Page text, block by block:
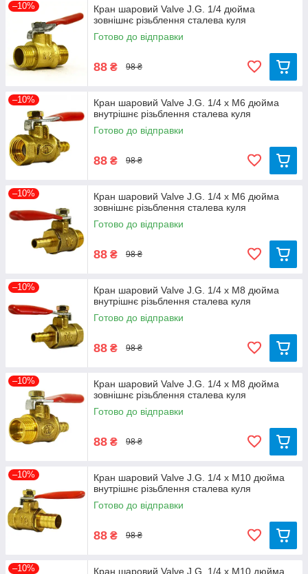
–10%
Кран шаровий Valve J.G. 1/4 дюйма
зовнішнє різьблення сталева куля
Готово до відправки
88 ₴ 98 ₴
–10%
Кран шаровий Valve J.G. 1/4 х М6 дюйма
внутрішнє різьблення сталева куля
Готово до відправки
88 ₴ 98 ₴
–10%
Кран шаровий Valve J.G. 1/4 х М6 дюйма
зовнішнє різьблення сталева куля
Готово до відправки
88 ₴ 98 ₴
–10%
Кран шаровий Valve J.G. 1/4 х М8 дюйма
внутрішнє різьблення сталева куля
Готово до відправки
88 ₴ 98 ₴
–10%
Кран шаровий Valve J.G. 1/4 х М8 дюйма
зовнішнє різьблення сталева куля
Готово до відправки
88 ₴ 98 ₴
–10%
Кран шаровий Valve J.G. 1/4 х М10 дюйма
внутрішнє різьблення сталева куля
Готово до відправки
88 ₴ 98 ₴
–10% Кран шаровий Valve J.G. 1/4 х М10 дюйма